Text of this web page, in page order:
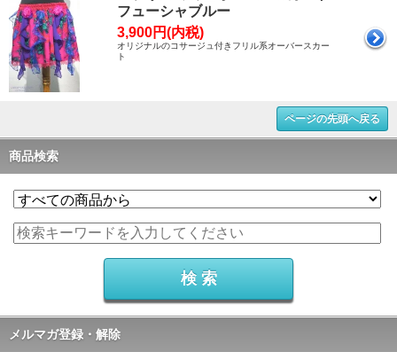
フューシャブルー
3,900円(内税)
オリジナルのコサージュ付きフリル系オーバースカー
ト
ページの先頭へ戻る
商品検索
メルマガ登録・解除